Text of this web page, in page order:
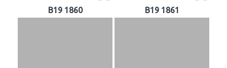
B19 1860 B19 1861